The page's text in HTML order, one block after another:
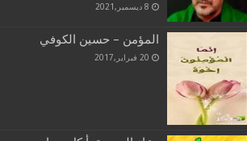
8 ديسمبر,2021
المؤمن – حسين الكوفي
20 فبراير,2017